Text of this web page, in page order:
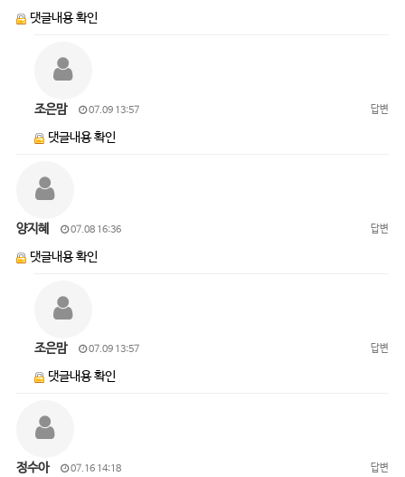
댓글내용 확인
조은맘 07.09 13:57 답변
댓글내용 확인
양지혜 07.08 16:36 답변
댓글내용 확인
조은맘 07.09 13:57 답변
댓글내용 확인
정수아 07.16 14:18 답변